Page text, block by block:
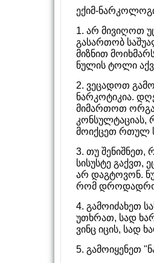
ექიმ-
1. არ მივიღოთ
გასართობ
მიზნით
ნულის ტოლი
2. ვეცადოთ
ნარკოტიკია.
მიმართოთ
კონსულტაციას,
მოიქცეთ რთულ
3. თუ შენიშნეთ,
სისუსტე
არ დაგტოვონ. ნუ
რომ დროდადრო
4. გამოიძახეთ
უთხრათ, სად
ვინც იცის, სად
5. გამოიყენეთ